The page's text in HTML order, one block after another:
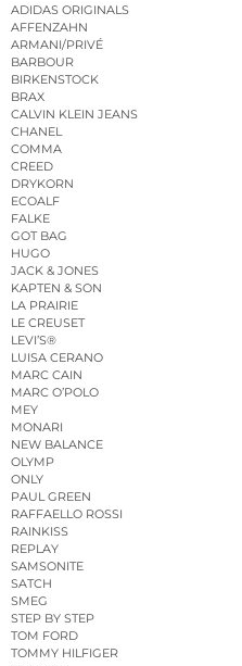
ADIDAS ORIGINALS
AFFENZAHN
ARMANI/PRIVÉ
BARBOUR
BIRKENSTOCK
BRAX
CALVIN KLEIN JEANS
CHANEL
COMMA
CREED
DRYKORN
ECOALF
FALKE
GOT BAG
HUGO
JACK & JONES
KAPTEN & SON
LA PRAIRIE
LE CREUSET
LEVI’S®
LUISA CERANO
MARC CAIN
MARC O’POLO
MEY
MONARI
NEW BALANCE
OLYMP
ONLY
PAUL GREEN
RAFFAELLO ROSSI
RAINKISS
REPLAY
SAMSONITE
SATCH
SMEG
STEP BY STEP
TOM FORD
TOMMY HILFIGER